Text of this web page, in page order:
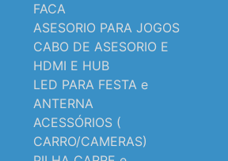
FACA
ASESORIO PARA JOGOS
CABO DE ASESORIO E
HDMI E HUB
LED PARA FESTA e
ANTERNA
ACESSÓRIOS (
CARRO/CAMERAS)